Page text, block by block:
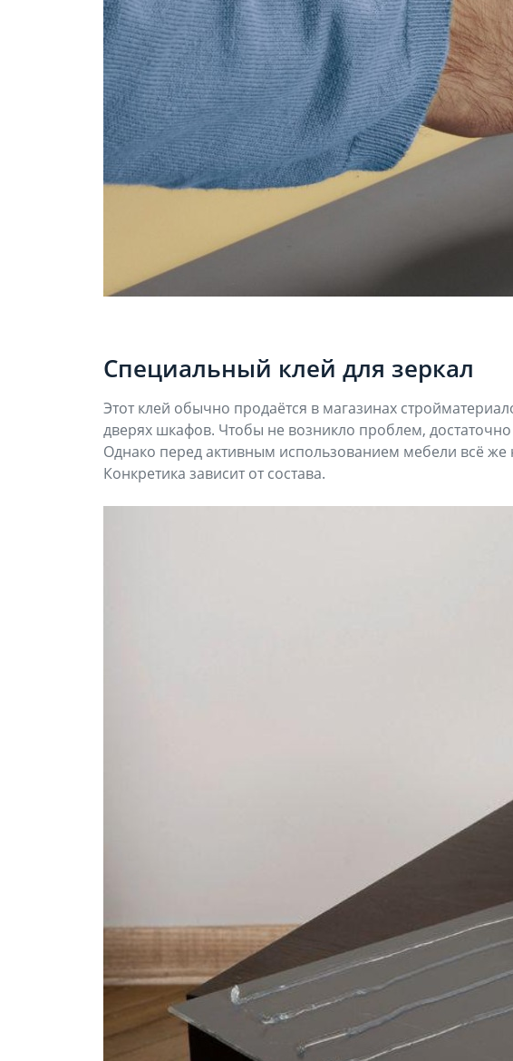
Специальный клей для зеркал
Этот клей обычно продаётся в магазинах
дверях шкафов. Чтобы не возникло проблем,
Однако перед активным использованием мебели всё же
Конкретика зависит от состава.